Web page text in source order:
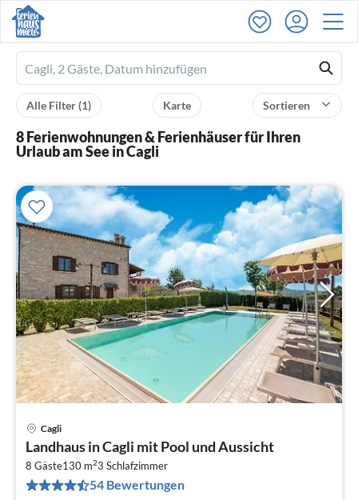
Ferienhausmiete
logo
Sortieren
Karte
Alle Filter(1)
8 Ferienwohnungen & Ferienhäuser für Ihren
Urlaub am See in Cagli
Cagli
Landhaus in Cagli mit Pool und Aussicht
8 Gäste130 m23 Schlafzimmer
54 Bewertungen